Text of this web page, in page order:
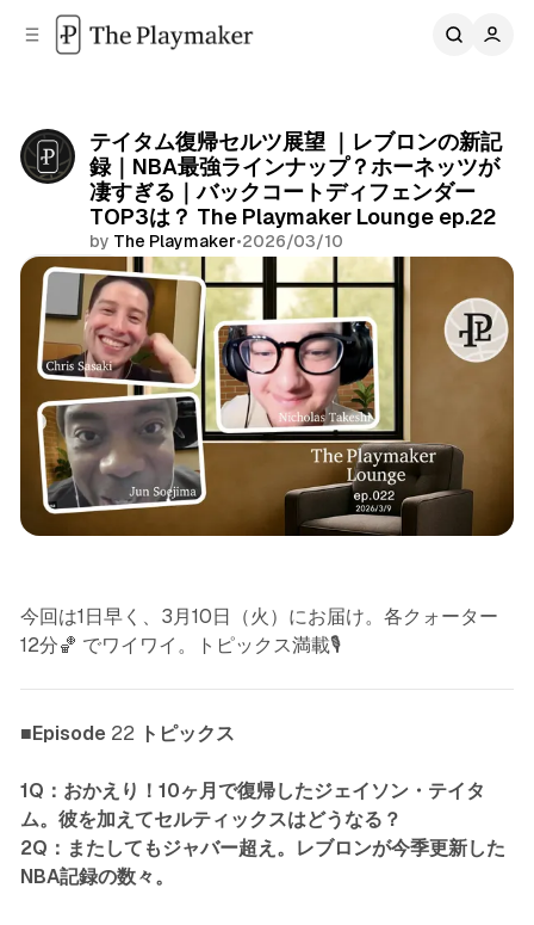
テイタム復帰セルツ展望 ｜レブロンの新記
録｜NBA最強ラインナップ？ホーネッツが
凄すぎる｜バックコートディフェンダー
TOP3は？ The Playmaker Lounge ep.22
by The Playmaker•2026/03/10
Share
The Playmaker Lounge
今回は1日早く、3月10日（火）にお届け。各クォーター
12分🏀 でワイワイ。トピックス満載🎙️
■Episode 22 トピックス
1Q：おかえり！10ヶ月で復帰したジェイソン・テイタ
ム。彼を加えてセルティックスはどうなる？
2Q：またしてもジャバー超え。レブロンが今季更新した
NBA記録の数々。